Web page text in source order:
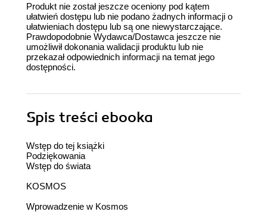
Produkt nie został jeszcze oceniony pod kątem
ułatwień dostępu lub nie podano żadnych informacji o
ułatwieniach dostępu lub są one niewystarczające.
Prawdopodobnie Wydawca/Dostawca jeszcze nie
umożliwił dokonania walidacji produktu lub nie
przekazał odpowiednich informacji na temat jego
dostępności.
Spis treści ebooka
Wstęp do tej książki
Podziękowania
Wstęp do świata
KOSMOS
Wprowadzenie w Kosmos